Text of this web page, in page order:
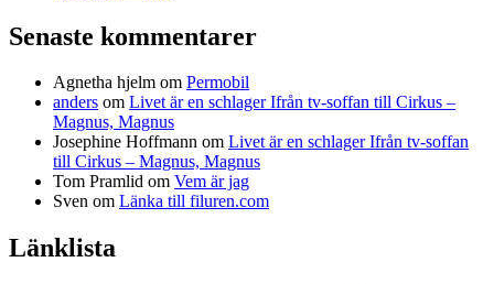
Senaste kommentarer
Agnetha hjelm om Permobil
anders om Livet är en schlager Ifrån tv-soffan till Cirkus –
Magnus, Magnus
Josephine Hoffmann om Livet är en schlager Ifrån tv-soffan
till Cirkus – Magnus, Magnus
Tom Pramlid om Vem är jag
Sven om Länka till filuren.com
Länklista